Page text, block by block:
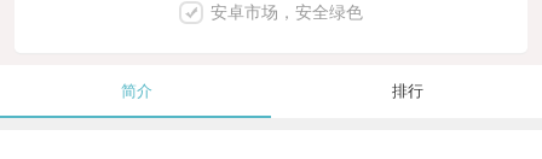
安卓市场，安全绿色
简介 排行